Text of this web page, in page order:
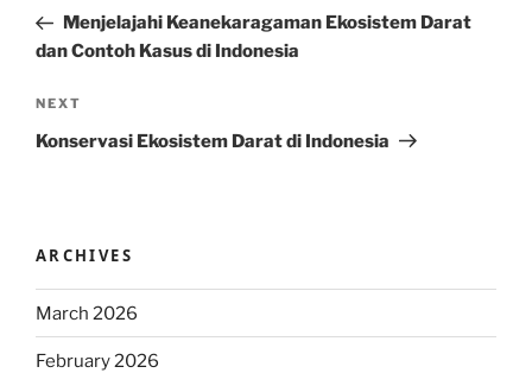
PostMenjelajahi Keanekaragaman Ekosistem Darat
dan Contoh Kasus di Indonesia
Next
Post
NEXT
Konservasi Ekosistem Darat di Indonesia
ARCHIVES
March 2026
February 2026